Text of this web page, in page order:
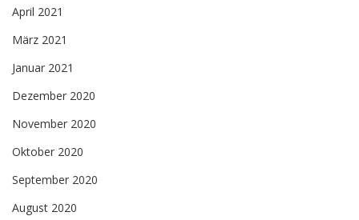
April 2021
März 2021
Januar 2021
Dezember 2020
November 2020
Oktober 2020
September 2020
August 2020